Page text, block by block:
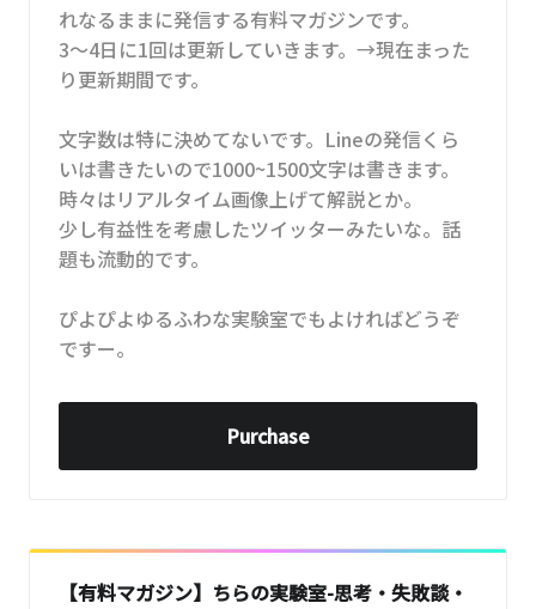
れなるままに発信する有料マガジンです。
3～4日に1回は更新していきます。→現在まった
り更新期間です。
文字数は特に決めてないです。Lineの発信くら
いは書きたいので1000~1500文字は書きます。
時々はリアルタイム画像上げて解説とか。
少し有益性を考慮したツイッターみたいな。話
題も流動的です。
ぴよぴよゆるふわな実験室でもよければどうぞ
ですー。
Purchase
【有料マガジン】ちらの実験室-思考・失敗談・